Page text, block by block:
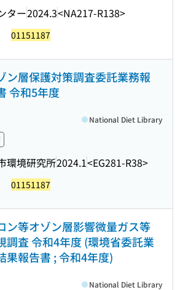
ター2024.3<NA217-R138>
01151187
ン層保護対策調査委託業務報
令和5年度
環境研究所2024.1<EG281-R38>
National Diet Library
01151187
ン等オゾン層影響微量ガス等
調査 令和4年度 (環境省委託業
果報告書 ; 令和4年度)
National Diet Library